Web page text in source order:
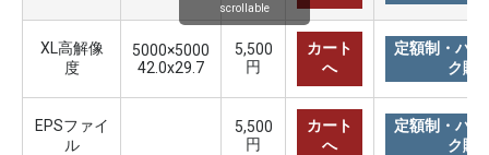
XL高解像
度
5000×5000
42.0x29.7
5,500
円
カート
へ
定額制・バ
ク購
EPSファイ
ル
5,500
円
カート
へ
定額制・バ
ク購
scrollable